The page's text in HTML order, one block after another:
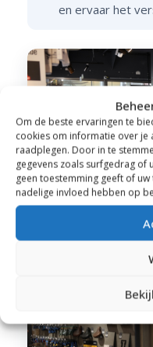
Om de beste ervaringen te
cookies om informatie over
raadplegen. Door in te
gegevens zoals surfgedrag of
geen toestemming geeft of
nadelige invloed hebben op
en ervaar het